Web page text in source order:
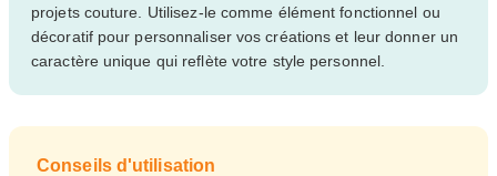
projets couture. Utilisez-le comme élément fonctionnel ou
décoratif pour personnaliser vos créations et leur donner un
caractère unique qui reflète votre style personnel.
Conseils d'utilisation